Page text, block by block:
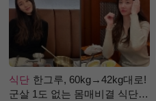
식단 한그루, 60kg→42kg대로!
군살 1도 없는 몸매비결 식단